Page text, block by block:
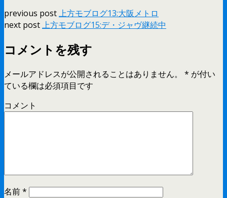
previous post上方モブログ13:大阪メトロ
next post上方モブログ15:デ・ジャヴ継続中
コメントを残す
メールアドレスが公開されることはありません。 * が付い
ている欄は必須項目です
コメント
名前*